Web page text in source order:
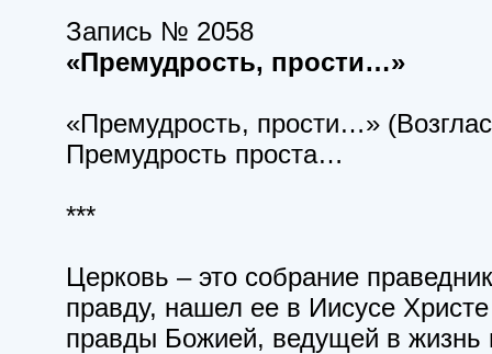
Запись № 2058
«Премудрость, прости…»
«Премудрость, прости…»
Премудрость проста…
***
Церковь – это собрание
правду, нашел ее в Иисусе
правды Божией, ведущей в жизнь